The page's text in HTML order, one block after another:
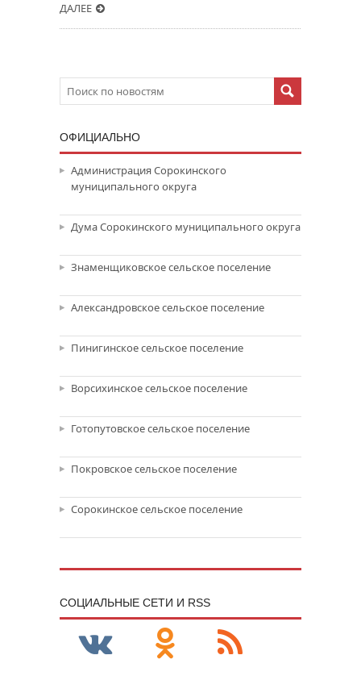
ДАЛЕЕ
ОФИЦИАЛЬНО
Администрация Сорокинского
муниципального округа
Дума Сорокинского муниципального округа
Знаменщиковское сельское поселение
Александровское сельское поселение
Пинигинское сельское поселение
Ворсихинское сельское поселение
Готопутовское сельское поселение
Покровское сельское поселение
Сорокинское сельское поселение
CОЦИАЛЬНЫЕ СЕТИ И RSS